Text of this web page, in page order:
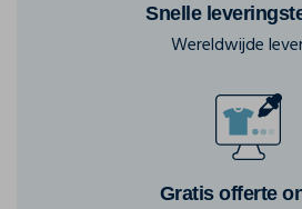
Snelle
Wereldwijde
Gratis offerte